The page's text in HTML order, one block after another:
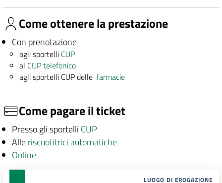
Come ottenere la prestazione
Con prenotazione
agli sportelli CUP
al CUP telefonico
agli sportelli CUP dellefarmacie
Come pagare il ticket
Presso gli sportelli CUP
Alleriscuotitrici automatiche
Online
LUOGO DI EROGAZIONE